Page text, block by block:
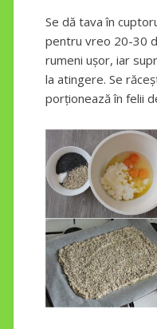
Se dă tava în
pentru vreo 20-30
rumeni ușor, iar
la atingere. Se
porționează în felii